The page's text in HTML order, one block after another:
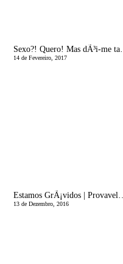
Sexo?! Quero!
14 de Fevereiro, 2017
13 de Dezembro, 2016